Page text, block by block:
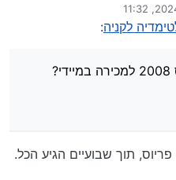
לקניה:
תוך שבועיים הגיע הכל.